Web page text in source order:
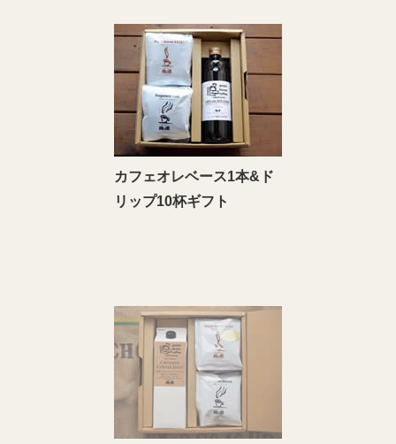
カフェオレベース1本&ド
リップ10杯ギフト